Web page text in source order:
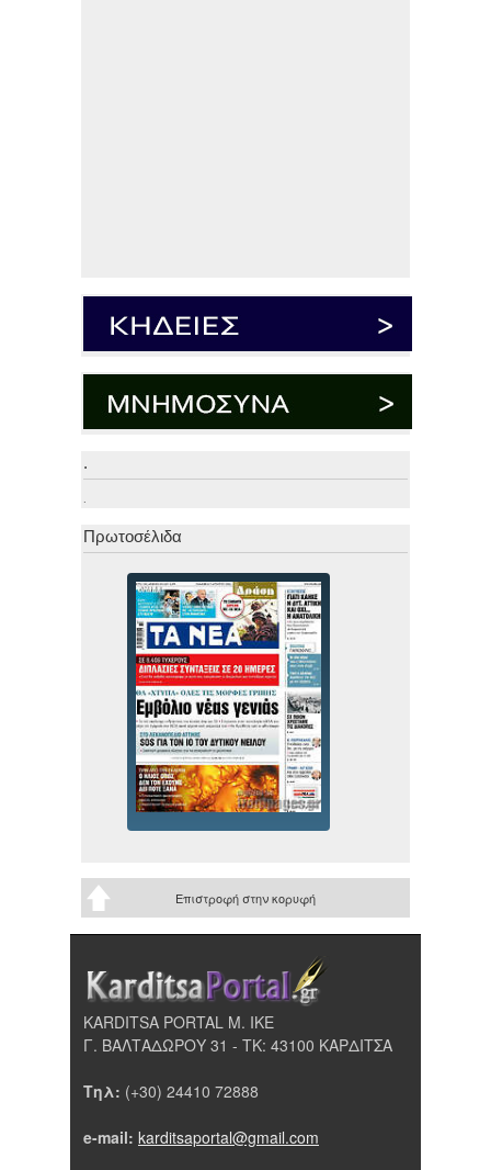
.
.
Πρωτοσέλιδα
Επιστροφή στην κορυφή
KARDITSA PORTAL Μ. ΙΚΕ
Γ. ΒΑΛΤΑΔΩΡΟΥ 31 - ΤΚ: 43100 ΚΑΡΔΙΤΣΑ
Τηλ: (+30) 24410 72888
e-mail: karditsaportal@gmail.com